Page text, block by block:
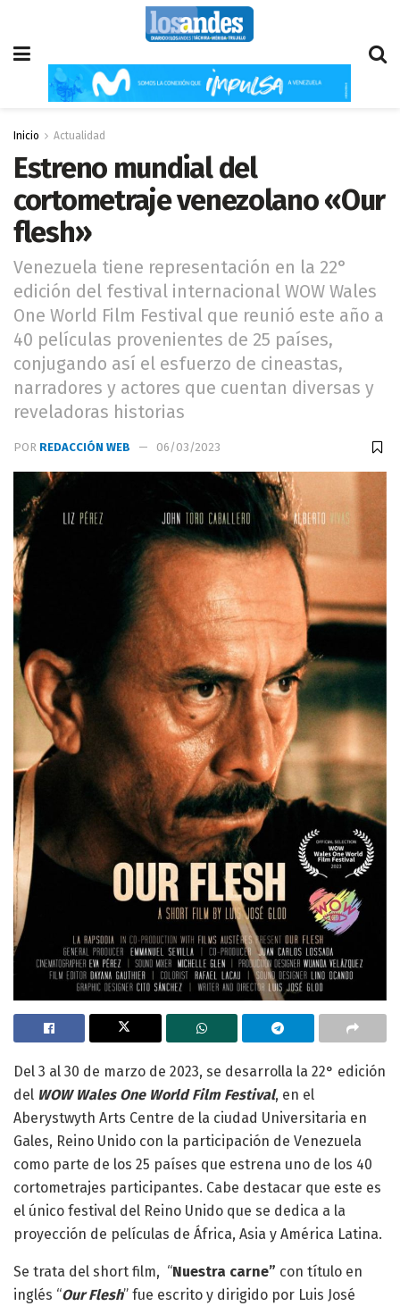
Inicio Actualidad
Estreno mundial del
cortometraje venezolano «Our
flesh»
Venezuela tiene representación en la 22°
edición del festival internacional WOW Wales
One World Film Festival que reunió este año a
40 películas provenientes de 25 países,
conjugando así el esfuerzo de cineastas,
narradores y actores que cuentan diversas y
reveladoras historias
POR REDACCIÓN WEB 06/03/2023
Del 3 al 30 de marzo de 2023, se desarrolla la 22° edición
del WOW Wales One World Film Festival, en el
Aberystwyth Arts Centre de la ciudad Universitaria en
Gales, Reino Unido con la participación de Venezuela
como parte de los 25 países que estrena uno de los 40
cortometrajes participantes. Cabe destacar que este es
el único festival del Reino Unido que se dedica a la
proyección de películas de África, Asia y América Latina.
Se trata del short film, “Nuestra carne” con título en
inglés “Our Flesh” fue escrito y dirigido por Luis José